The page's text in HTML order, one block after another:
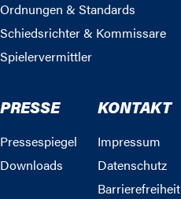
Ordnungen & Standards
Schiedsrichter & Kommissare
Spielervermittler
PRESSE
Pressespiegel
Downloads
KONTAKT
Impressum
Datenschutz
Barrierefreiheit